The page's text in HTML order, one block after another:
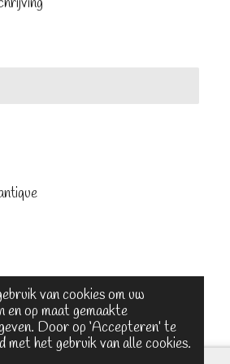
van cookies om uw
op maat gemaakte
Door op ‘Accepteren’ te
met het gebruik van alle cookies.